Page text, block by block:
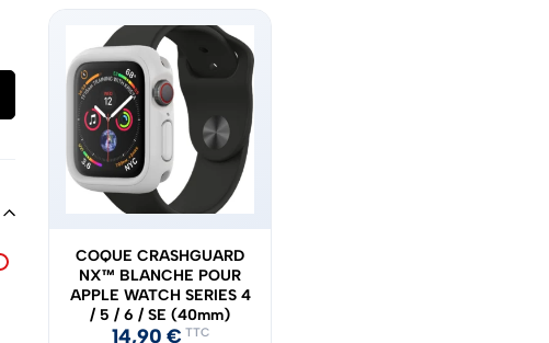
COQUE CRASHGUARD
NX™ BLANCHE POUR
APPLE WATCH SERIES 4
/ 5 / 6 / SE (40mm)
14,90€ TTC